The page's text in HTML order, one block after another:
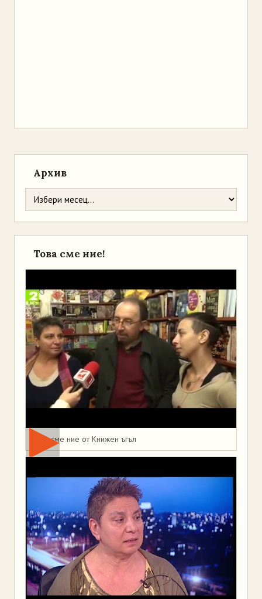
Архив
Това сме ние!
Това сме ние от Книжен ъгъл